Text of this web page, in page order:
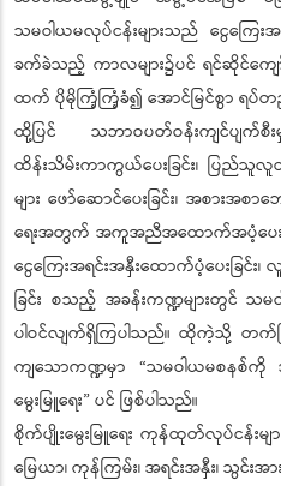
သမဝါယမလုပ်ငန်းများသည် ငွေကြ
ခက်ခဲသည့် ကာလများ၌ပင် ရင်ဆိုင်ကျော်လွှ
ထက် ပိုမိုကြံ့ကြံ့ခံ၍ အောင်မြင်စွာ ရ
ထို့ပြင် သဘာဝပတ်ဝန်းကျင်ပျက်စီး
ထိန်းသိမ်းကာကွယ်ပေးခြင်း၊ ပြ
များ ဖော်ဆောင်ပေးခြင်း၊ အစားအ
ရေးအတွက် အကူအညီအထောက်အပံ့ပေးခ
ငွေကြေးအရင်းအနှီးထောက်ပံ့ပေးခြင်း၊
ခြင်း စသည့် အခန်းကဏ္ဍများတွင် သ
ပါဝင်လျက်ရှိကြပါသည်။ ထိုကဲ့သို့ တက်
ကျသောကဏ္ဍမှာ “သမဝါယမစနစ်ကို
မွေးမြူရေး” ပင် ဖြစ်ပါသည်။
စိုက်ပျိုးမွေးမြူရေး ကုန်ထုတ်လုပ်ငန်
မြေယာ၊ ကုန်ကြမ်း၊ အရင်းအနှီး၊ သွင်း